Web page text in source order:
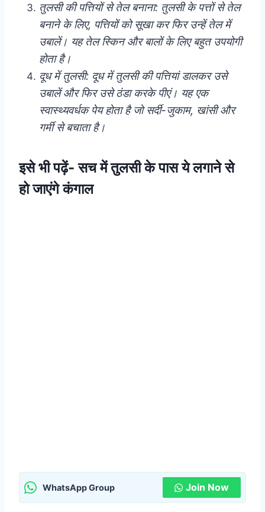
तुलसी की पत्तियों से तेल बनाना: तुलसी के पत्तों से तेल
बनाने के लिए, पत्तियों को सूखा कर फिर उन्हें तेल में
उबालें। यह तेल स्किन और बालों के लिए बहुत उपयोगी
होता है।
दूध में तुलसी: दूध में तुलसी की पत्तियां डालकर उसे
उबालें और फिर उसे ठंडा करके पीएं। यह एक
स्वास्थ्यवर्धक पेय होता है जो सर्दी-जुकाम, खांसी और
गर्मी से बचाता है।
इसे भी पढ़ें-सच में तुलसी के पास ये लगाने से
हो जाएंगे कंगाल
WhatsApp Group Join Now